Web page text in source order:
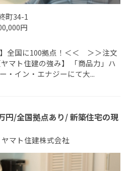
町34-1
円
全国に100拠点！＜＜ ＞＞注文
マト住建の強み】 「商品力」ハ
・イン・エナジーにて大...
円/全国拠点あり/ 新築住宅の現
マト住建株式会社